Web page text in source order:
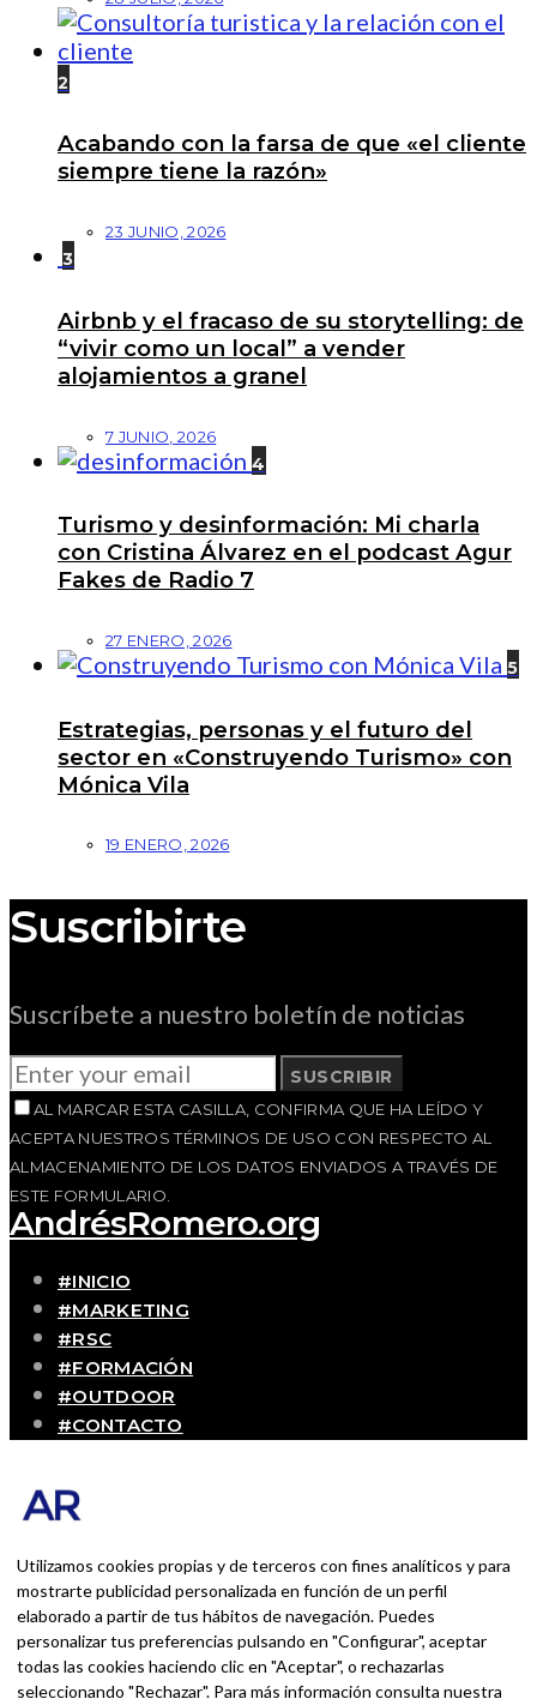
2
Acabando con la farsa de que «el cliente
siempre tiene la razón»
23 JUNIO, 2026
3
Airbnb y el fracaso de su storytelling: de
“vivir como un local” a vender
alojamientos a granel
7 JUNIO, 2026
4
Turismo y desinformación: Mi charla
con Cristina Álvarez en el podcast Agur
Fakes de Radio 7
27 ENERO, 2026
5
Estrategias, personas y el futuro del
sector en «Construyendo Turismo» con
Mónica Vila
19 ENERO, 2026
Suscribirte
Suscríbete a nuestro boletín de noticias
SUSCRIBIR
AL MARCAR ESTA CASILLA, CONFIRMA QUE HA LEÍDO Y
ACEPTA NUESTROS TÉRMINOS DE USO CON RESPECTO AL
ALMACENAMIENTO DE LOS DATOS ENVIADOS A TRAVÉS DE
ESTE FORMULARIO.
AndrésRomero.org
#INICIO
#MARKETING
#RSC
#FORMACIÓN
#OUTDOOR
#CONTACTO
Blog personal y profesional de Andrés Romero.
persona que disfruta con lo que hace cada día
BUSCAR POR:
BUSCAR
Utilizamos cookies propias y de terceros con fines analíticos y para
mostrarte publicidad personalizada en función de un perfil
elaborado a partir de tus hábitos de navegación. Puedes
personalizar tus preferencias pulsando en "Configurar", aceptar
todas las cookies haciendo clic en "Aceptar", o rechazarlas
seleccionando "Rechazar". Para más información consulta nuestra